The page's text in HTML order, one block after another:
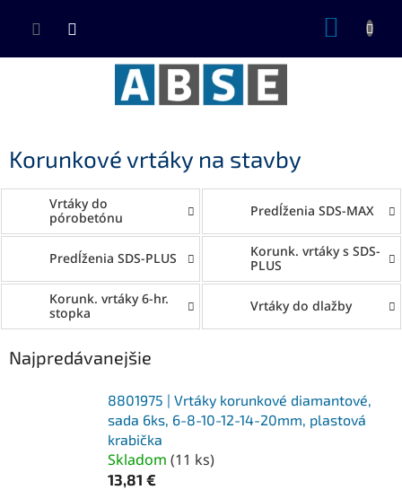
Korunkové vrtáky na stavby
Vrtáky do
pórobetónu
Predĺženia SDS-MAX
Predĺženia SDS-PLUS
Korunk. vrtáky s SDS-
PLUS
Korunk. vrtáky 6-hr.
stopka
Vrtáky do dlažby
Najpredávanejšie
8801975 | Vrtáky korunkové diamantové,
sada 6ks, 6-8-10-12-14-20mm, plastová
krabička
Skladom (11 ks)
13,81 €